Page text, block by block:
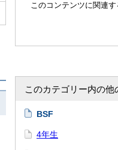
このコンテンツに関連
このカテゴリー内の他
BSF
4年生